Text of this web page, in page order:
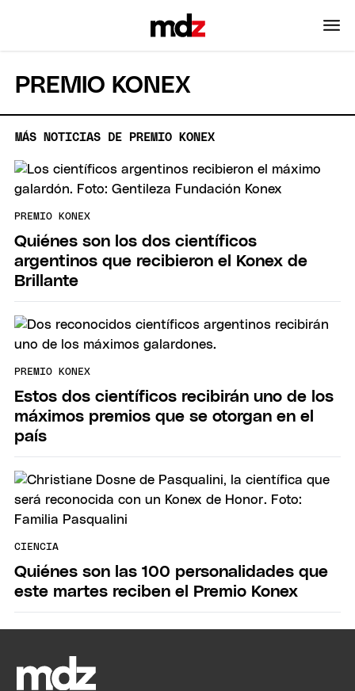
PREMIO KONEX
MÁS NOTICIAS DE PREMIO KONEX
PREMIO KONEX
Quiénes son los dos científicos
argentinos que recibieron el Konex de
Brillante
PREMIO KONEX
Estos dos científicos recibirán uno de los
máximos premios que se otorgan en el
país
CIENCIA
Quiénes son las 100 personalidades que
este martes reciben el Premio Konex